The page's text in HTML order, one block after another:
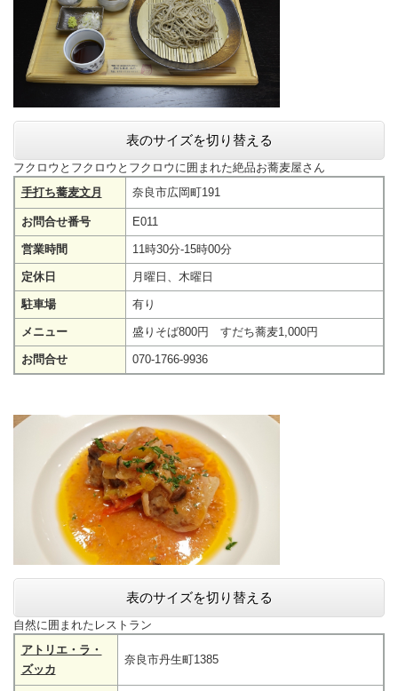
表のサイズを切り替える
フクロウとフクロウとフクロウに囲まれた絶品お蕎麦屋さん
手打ち蕎麦文月
奈良市広岡町191
お問合せ番号 E011
営業時間 11時30分-15時00分
定休日 月曜日、木曜日
駐車場 有り
メニュー 盛りそば800円 すだち蕎麦1,000円
お問合せ 070-1766-9936
表のサイズを切り替える
自然に囲まれたレストラン
アトリエ・ラ・
ズッカ
奈良市丹生町1385